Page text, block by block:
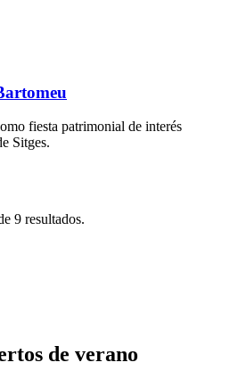
fiesta patrimonial de interés
Sitges.
9 resultados.
de verano